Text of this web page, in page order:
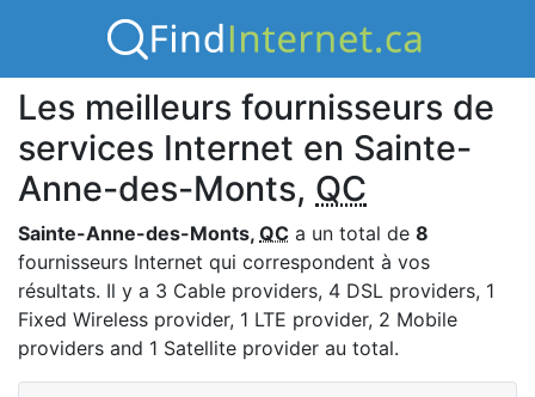
Les meilleurs fournisseurs de
services Internet en Sainte-
Anne-des-Monts, QC
Sainte-Anne-des-Monts, QC a un total de 8
fournisseurs Internet qui correspondent à vos
résultats. Il y a 3 Cable providers, 4 DSL providers, 1
Fixed Wireless provider, 1 LTE provider, 2 Mobile
providers and 1 Satellite provider au total.